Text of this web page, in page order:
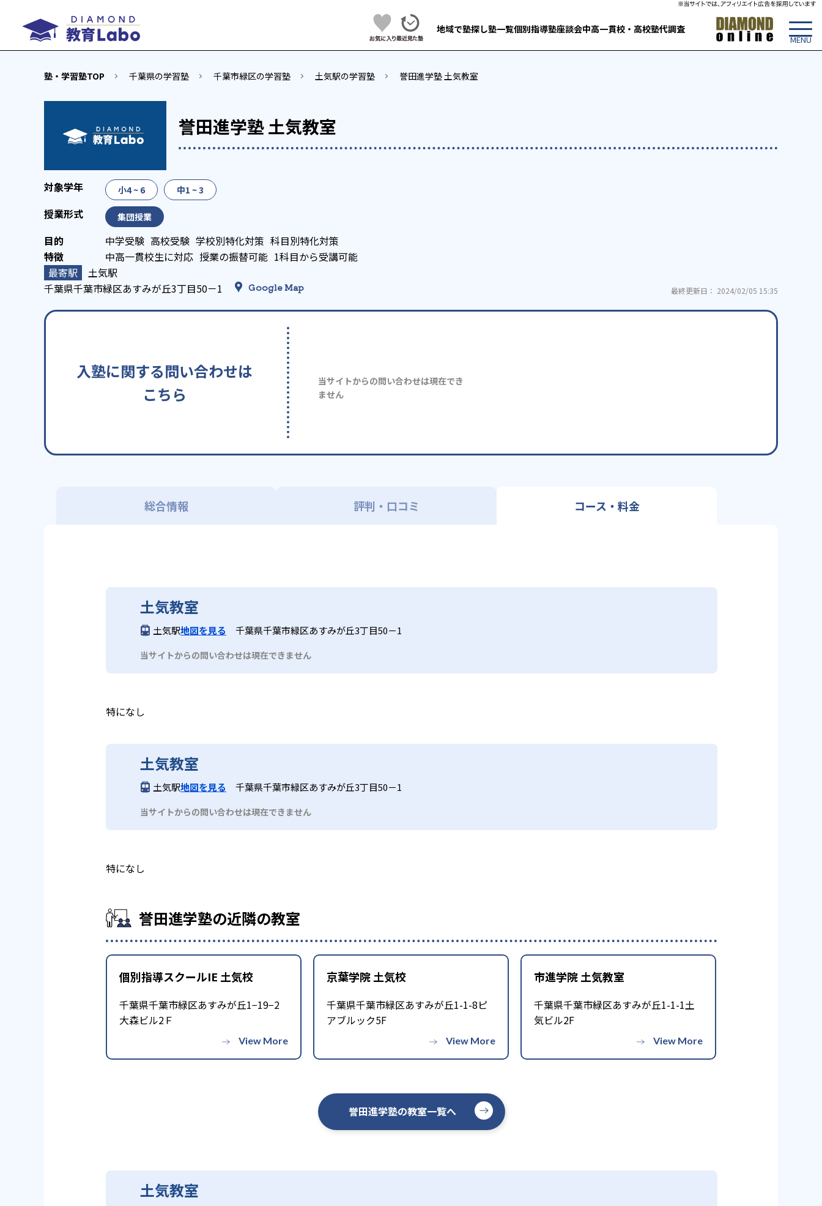
地域で塾探し塾一覧個別指導塾座談会中高一貫校・高校塾代調査
塾・学習塾TOP 千葉県の学習塾 千葉市緑区の学習塾 土気駅の学習塾 誉田進学塾 土気教室
誉田進学塾 土気教室
小4 ~ 6 中1 ~ 3
集団授業
中学受験 高校受験 学校別特化対策 科目別特化対策
中高一貫校生に対応 授業の振替可能 1科目から受講可能
土気駅
千葉県千葉市緑区あすみが丘3丁目50－1
Google Map 最終更新日： 2024/02/05 15:35
入塾に関する問い合わせは
こちら
当サイトからの問い合わせは現在でき
ません
総合情報 評判・口コミ コース・料金
土気教室
土気駅地図を見る 千葉県千葉市緑区あすみが丘3丁目50－1
当サイトからの問い合わせは現在できません
特になし
土気教室
土気駅地図を見る 千葉県千葉市緑区あすみが丘3丁目50－1
当サイトからの問い合わせは現在できません
特になし
誉田進学塾の近隣の教室
個別指導スクールIE 土気校
千葉県千葉市緑区あすみが丘1−19−2
大森ビル2Ｆ
京葉学院 土気校
千葉県千葉市緑区あすみが丘1-1-8ピ
アブルック5F
市進学院 土気教室
千葉県千葉市緑区あすみが丘1-1-1土
気ビル2F
誉田進学塾の教室一覧へ
土気教室